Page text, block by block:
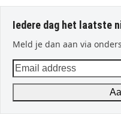
Iedere dag het laatste
Meld je dan aan via
Email
address